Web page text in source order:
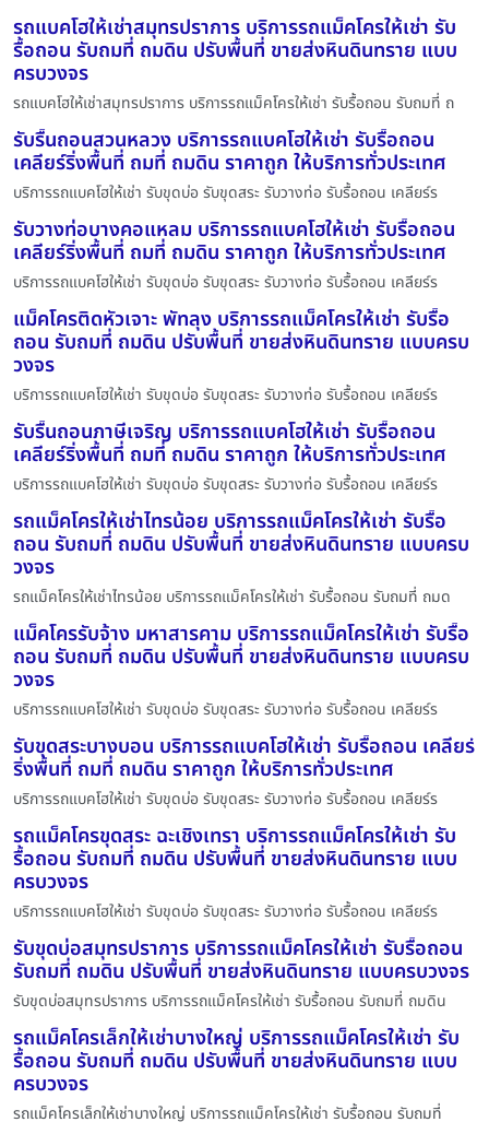
รถแบคโฮให้เช่าสมุทรปราการ บริการรถแม็คโครให้เช่า รับ
รื้อถอน รับถมที่ ถมดิน ปรับพื้นที่ ขายส่งหินดินทราย แบบ
ครบวงจร
รถแบคโฮให้เช่าสมุทรปราการ บริการรถแม็คโครให้เช่า รับรื้อถอน รับถมที่ ถ
รับรื้นถอนสวนหลวง บริการรถแบคโฮให้เช่า รับรื้อถอน
เคลียร์ริ่งพื้นที่ ถมที่ ถมดิน ราคาถูก ให้บริการทั่วประเทศ
บริการรถแบคโฮให้เช่า รับขุดบ่อ รับขุดสระ รับวางท่อ รับรื้อถอน เคลียร์ร
รับวางท่อบางคอแหลม บริการรถแบคโฮให้เช่า รับรื้อถอน
เคลียร์ริ่งพื้นที่ ถมที่ ถมดิน ราคาถูก ให้บริการทั่วประเทศ
บริการรถแบคโฮให้เช่า รับขุดบ่อ รับขุดสระ รับวางท่อ รับรื้อถอน เคลียร์ร
แม็คโครติดหัวเจาะ พัทลุง บริการรถแม็คโครให้เช่า รับรื้อ
ถอน รับถมที่ ถมดิน ปรับพื้นที่ ขายส่งหินดินทราย แบบครบ
วงจร
บริการรถแบคโฮให้เช่า รับขุดบ่อ รับขุดสระ รับวางท่อ รับรื้อถอน เคลียร์ร
รับรื้นถอนภาษีเจริญ บริการรถแบคโฮให้เช่า รับรื้อถอน
เคลียร์ริ่งพื้นที่ ถมที่ ถมดิน ราคาถูก ให้บริการทั่วประเทศ
บริการรถแบคโฮให้เช่า รับขุดบ่อ รับขุดสระ รับวางท่อ รับรื้อถอน เคลียร์ร
รถแม็คโครให้เช่าไทรน้อย บริการรถแม็คโครให้เช่า รับรื้อ
ถอน รับถมที่ ถมดิน ปรับพื้นที่ ขายส่งหินดินทราย แบบครบ
วงจร
รถแม็คโครให้เช่าไทรน้อย บริการรถแม็คโครให้เช่า รับรื้อถอน รับถมที่ ถมด
แม็คโครรับจ้าง มหาสารคาม บริการรถแม็คโครให้เช่า รับรื้อ
ถอน รับถมที่ ถมดิน ปรับพื้นที่ ขายส่งหินดินทราย แบบครบ
วงจร
บริการรถแบคโฮให้เช่า รับขุดบ่อ รับขุดสระ รับวางท่อ รับรื้อถอน เคลียร์ร
รับขุดสระบางบอน บริการรถแบคโฮให้เช่า รับรื้อถอน เคลียร์
ริ่งพื้นที่ ถมที่ ถมดิน ราคาถูก ให้บริการทั่วประเทศ
บริการรถแบคโฮให้เช่า รับขุดบ่อ รับขุดสระ รับวางท่อ รับรื้อถอน เคลียร์ร
รถแม็คโครขุดสระ ฉะเชิงเทรา บริการรถแม็คโครให้เช่า รับ
รื้อถอน รับถมที่ ถมดิน ปรับพื้นที่ ขายส่งหินดินทราย แบบ
ครบวงจร
บริการรถแบคโฮให้เช่า รับขุดบ่อ รับขุดสระ รับวางท่อ รับรื้อถอน เคลียร์ร
รับขุดบ่อสมุทรปราการ บริการรถแม็คโครให้เช่า รับรื้อถอน
รับถมที่ ถมดิน ปรับพื้นที่ ขายส่งหินดินทราย แบบครบวงจร
รับขุดบ่อสมุทรปราการ บริการรถแม็คโครให้เช่า รับรื้อถอน รับถมที่ ถมดิน
รถแม็คโครเล็กให้เช่าบางใหญ่ บริการรถแม็คโครให้เช่า รับ
รื้อถอน รับถมที่ ถมดิน ปรับพื้นที่ ขายส่งหินดินทราย แบบ
ครบวงจร
รถแม็คโครเล็กให้เช่าบางใหญ่ บริการรถแม็คโครให้เช่า รับรื้อถอน รับถมที่